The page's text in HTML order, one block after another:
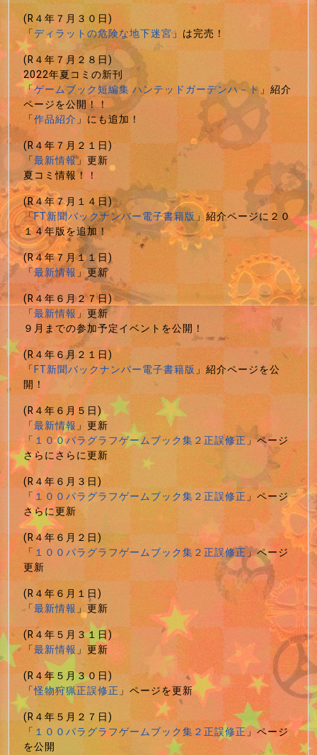
(R４年７月３０日)
「ディラットの危険な地下迷宮」は完売！
(R４年７月２８日)
2022年夏コミの新刊
「ゲームブック短編集 ハンテッドガーデンハ－ト」紹介
ページを公開！！
「作品紹介」にも追加！
(R４年７月２１日)
「最新情報」更新
夏コミ情報！！
(R４年７月１４日)
「FT新聞バックナンバー電子書籍版」紹介ページに２０
１４年版を追加！
(R４年７月１１日)
「最新情報」更新
(R４年６月２７日)
「最新情報」更新
９月までの参加予定イベントを公開！
(R４年６月２１日)
「FT新聞バックナンバー電子書籍版」紹介ページを公
開！
(R４年６月５日)
「最新情報」更新
「１００パラグラフゲームブック集２正誤修正」ページ
さらにさらに更新
(R４年６月３日)
「 １００パラグラフゲームブック集２正誤修正」ページ
さらに更新
(R４年６月２日)
「 １００パラグラフゲームブック集２正誤修正」ページ
更新
(R４年６月１日)
「最新情報」更新
(R４年５月３１日)
「最新情報」更新
(R４年５月３０日)
「怪物狩猟正誤修正」ページを更新
(R４年５月２７日)
「 １００パラグラフゲームブック集２正誤修正」ページ
を公開